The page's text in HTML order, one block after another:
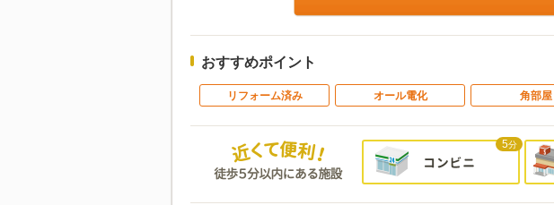
おすすめポイント
リフォーム済み オール電化 角部屋
5分